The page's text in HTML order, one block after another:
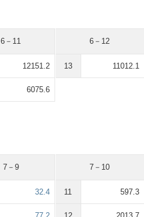
6－11
12151.2
6075.6
6－12
13 11012.1
7－9
32.4
7－10
11 597.3